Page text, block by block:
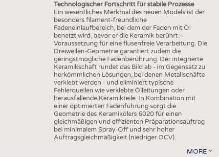
Technologischer Fortschritt für stabile Prozesse
Ein wesentliches Merkmal des neuen Models ist der
besonders filament-freundliche
Fadeneinlaufbereich, bei dem der Faden mit Öl
benetzt wird, bevor er die Keramik berührt –
Voraussetzung für eine flusenfreie Verarbeitung. Die
Dreiwellen-Geometrie garantiert zudem die
geringstmögliche Fadenberührung. Der integrierte
Keramikschaft rundet das Bild ab - im Gegensatz zu
herkömmlichen Lösungen, bei denen Metallschäfte
verklebt werden - und eliminiert typische
Fehlerquellen wie verklebte Ölleitungen oder
herausfallende Keramikteile. In Kombination mit
einer optimierten Fadenführung sorgt die
Geometrie des Keramikölers 6020 für einen
gleichmäßigen und effizienten Präparationsauftrag
bei minimalem Spray-Off und sehr hoher
Auftragsgleichmäßigkeit (niedriger OCV).
MORE